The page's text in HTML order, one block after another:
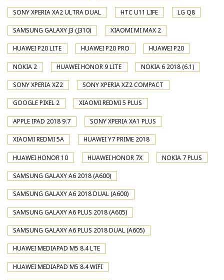
SONY XPERIA XA2 ULTRA DUAL HTC U11 LIFE LG Q8
SAMSUNG GALAXY J3 (J310) XIAOMI MI MAX 2
HUAWEI P20 LITE HUAWEI P20 PRO HUAWEI P20
NOKIA 2 HUAWEI HONOR 9 LITE NOKIA 6 2018 (6.1)
SONY XPERIA XZ2 SONY XPERIA XZ2 COMPACT
GOOGLE PIXEL 2 XIAOMI REDMI 5 PLUS
APPLE IPAD 2018 9.7 SONY XPERIA XA1 PLUS
XIAOMI REDMI 5A HUAWEI Y7 PRIME 2018
HUAWEI HONOR 10 HUAWEI HONOR 7X NOKIA 7 PLUS
SAMSUNG GALAXY A6 2018 (A600)
SAMSUNG GALAXY A6 2018 DUAL (A600)
SAMSUNG GALAXY A6 PLUS 2018 (A605)
SAMSUNG GALAXY A6 PLUS 2018 DUAL (A605)
HUAWEI MEDIAPAD M5 8.4 LTE
HUAWEI MEDIAPAD M5 8.4 WIFI